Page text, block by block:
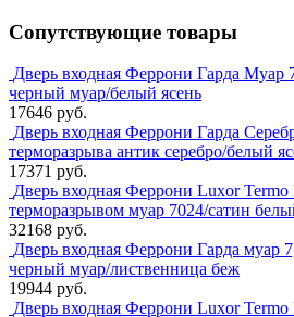
Сопутствующие товары
Дверь входная Феррони Гарда Муар
черный муар/белый ясень
17646 руб.
Дверь входная Феррони Гарда
терморазрыва антик серебро/белый
17371 руб.
Дверь входная Феррони Luxor Termo
терморазрывом муар 7024/сатин
32168 руб.
Дверь входная Феррони Гарда муар
черный муар/лиственница беж
19944 руб.
Дверь входная Феррони Luxor Termo